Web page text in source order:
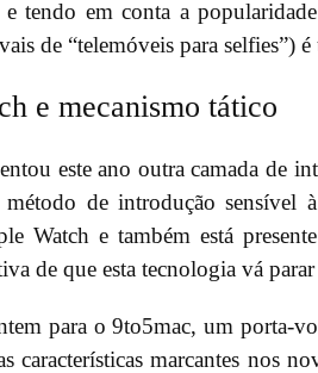
e tendo em conta a
de “telemóveis para selfies”)
e mecanismo tático
este ano outra camada de
de introdução sensível
Watch e também está
de que esta tecnologia vá
para o 9to5mac, um porta-
características marcantes nos